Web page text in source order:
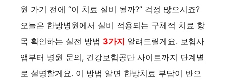
원 가기 전에 “이 치료 실비 될까?” 걱정 많으시죠?
오늘은 한방병원에서 실비 적용되는 구체적 치료 항
목 확인하는 실전 방법 3가지 알려드릴게요. 보험사
앱부터 병원 문의, 건강보험공단 사이트까지 단계별
로 설명할게요. 이 방법 알면 한방치료 부담이 반으